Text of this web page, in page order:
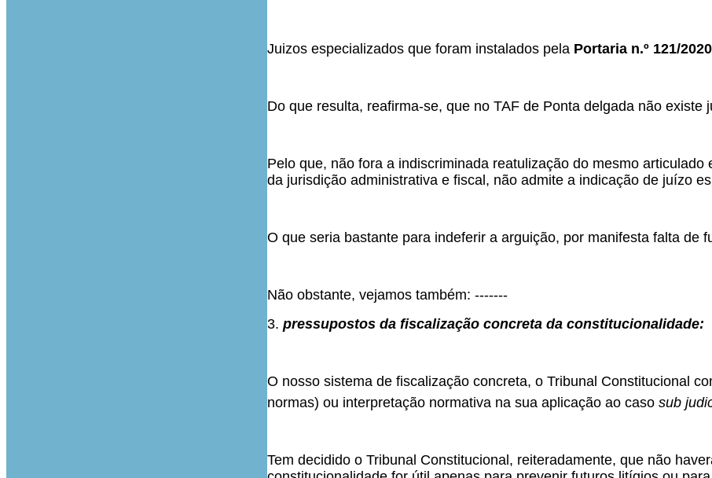
Juizos especializados que foram instalados pela Portaria n.º 121/
Do que resulta, reafirma-se, que no TAF de Ponta delgada não existe
Pelo que, não fora a indiscriminada reatulização do mesmo
da jurisdição administrativa e fiscal, não admite a indicação de juízo
O que seria bastante para indeferir a arguição, por manifesta falta de
Não obstante, vejamos também: -------
3. pressupostos da fiscalização concreta da constitucionalidade:
O nosso sistema de fiscalização concreta, o Tribunal Constitucional
normas) ou interpretação normativa na sua aplicação ao caso sub
Tem decidido o Tribunal Constitucional, reiteradamente, que não